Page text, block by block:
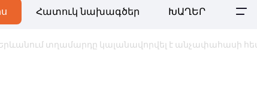
Հատուկ նախագծեր ԽԱՂԵՐ
տղամարդը կալանավորվել է անչափահասի